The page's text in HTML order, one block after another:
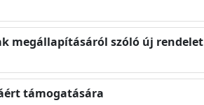
megállapításáról szóló új rendelet
támogatására